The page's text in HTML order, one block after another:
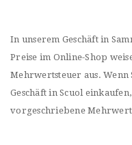
In unserem Geschäft in
Preise im Online-Shop
Mehrwertsteuer aus. Wenn
Geschäft in Scuol
vorgeschriebene